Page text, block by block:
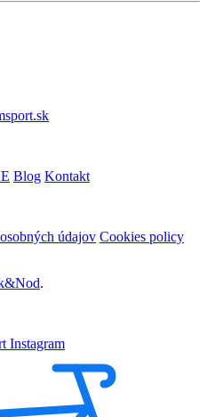
Blog Kontakt
údajov Cookies policy
.